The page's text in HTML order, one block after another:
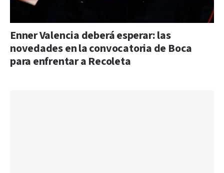
Enner Valencia deberá esperar: las
novedades en la convocatoria de Boca
para enfrentar a Recoleta